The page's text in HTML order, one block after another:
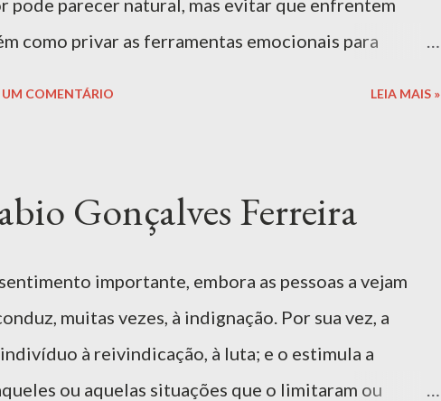
no universo dessa emoção tão universal e
pode parecer natural, mas evitar que enfrentem
como privar as ferramentas emocionais para
CASJ: Este livro é exclusivo para alunos e
SOBRE A OBRA "Tristeza" , de Fábio
uma reflexão profunda sobre um dos
e, paradoxalmente, mais comuns na ex...
UM COMENTÁRIO LEIA MAIS »
Gonçalves Ferreira
importante, embora as pessoas a vejam
muitas vezes, à indignação. Por sua vez, a
à reivindicação, à luta; e o estimula a
ou aquelas situações que o limitaram ou